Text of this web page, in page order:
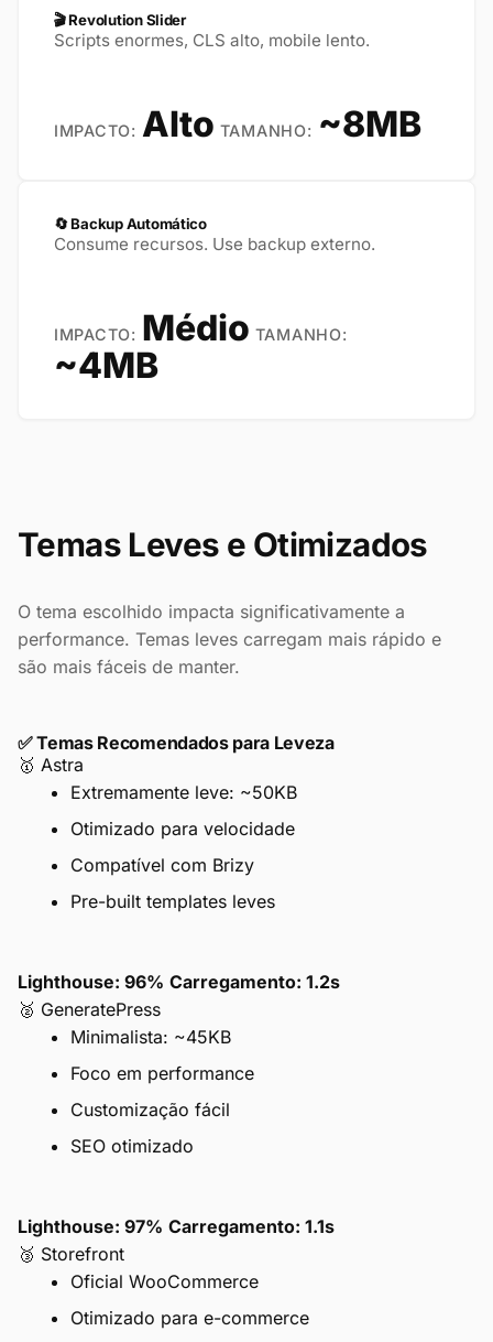
🎬 Revolution Slider
Scripts enormes, CLS alto, mobile lento.
IMPACTO: Alto TAMANHO: ~8MB
🔄 Backup Automático
Consume recursos. Use backup externo.
IMPACTO: Médio TAMANHO:
~4MB
Temas Leves e Otimizados
O tema escolhido impacta significativamente a
performance. Temas leves carregam mais rápido e
são mais fáceis de manter.
✅ Temas Recomendados para Leveza
🥇 Astra
Extremamente leve: ~50KB
Otimizado para velocidade
Compatível com Brizy
Pre-built templates leves
Lighthouse: 96% Carregamento: 1.2s
🥈 GeneratePress
Minimalista: ~45KB
Foco em performance
Customização fácil
SEO otimizado
Lighthouse: 97% Carregamento: 1.1s
🥉 Storefront
Oficial WooCommerce
Otimizado para e-commerce